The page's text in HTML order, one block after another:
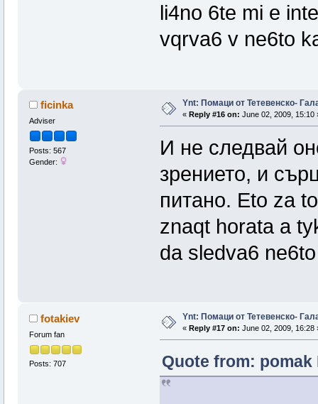
li4no 6te mi e
vqrva6 v ne6to
ficinka
Adviser
Posts: 567
Gender:
Ynt: Помаци от Тетевенско-
« Reply #16 on: June 02, 2009, 15:10
И не следвай
зрението, и
питано. Eto za
znaqt horata a
da sledva6
fotakiev
Forum fan
Posts: 707
Ynt: Помаци от Тетевенско-
« Reply #17 on: June 02, 2009, 16:28
Quote from: pomak